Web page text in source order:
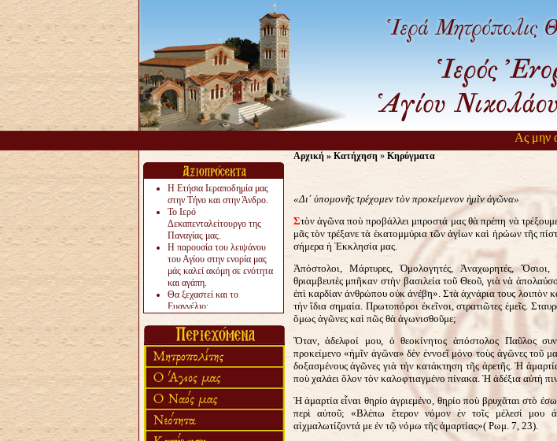
Ας μην
Η Ετήσια Ιεραποδημία μας
στην Τήνο και στην Άνδρο.
Το Ιερό
Δεκαπενταλείτουργο της
Παναγίας μας.
Η παρουσία του λειψάνου
του Αγίου στην ενορία μας
μάς καλεί ακόμη σε ενότητα
και αγάπη.
Θα ξεχαστεί και το
Ευαγγέλιο;
«πολύ αργά».
Ζητείται....
Αρχική» Κατήχηση» Κηρύγματα
«Δι΄ ὑπομονῆς τρέχομεν τὸν προκείμενον ἡμῖν ἀγῶνα»
Στὸν ἀγῶνα ποὺ προβάλλει μπροστά μας θὰ πρέπη νὰ
μᾶς τὸν τρέξανε τὰ ἑκατομμύρια τῶν ἁγίων καὶ ἡρώων τῆς
σήμερα ἡ Ἐκκλησία μας.
Ἀπόστολοι, Μάρτυρες, Ὁμολογητές, Ἀναχωρητές, Ὅσιοι,
θριαμβευτὲς μπῆκαν στὴν βασιλεία τοῦ Θεοῦ, γιὰ νὰ
ἐπὶ καρδίαν ἀνθρώπου οὐκ ἀνέβη». Στὰ ἀχνάρια τους λοιπὸν
τὴν ἴδια σημαία. Πρωτοπόροι ἐκεῖνοι, στρατιῶτες ἐμεῖς.
ὅμως ἀγῶνες καὶ πῶς θὰ ἀγωνισθοῦμε;
Ὅταν, ἀδελφοί μου, ὁ θεοκίνητος ἀπόστολος Παῦλος
προκείμενο «ἡμῖν ἀγῶνα» δὲν ἐννοεῖ μόνο τοὺς ἀγῶνες τοῦ
δοξασμένους ἀγῶνες γιὰ τὴν κατάκτηση τῆς ἀρετῆς. Ἡ
ποὺ χαλάει ὅλον τὸν καλοφτιαγμένο πίνακα. Ἡ ἀδέξια αὐτὴ
Ἡ ἁμαρτία εἶναι θηρίο ἀγριεμένο, θηρίο ποὺ βρυχᾶται στὸ
περὶ αὐτοῦ; «Βλέπω ἕτερον νόμον ἐν τοῖς μέλεσί μου
αἰχμαλωτίζοντά με ἐν τῷ νόμω τῆς ἁμαρτίας»( Ρωμ. 7, 23).